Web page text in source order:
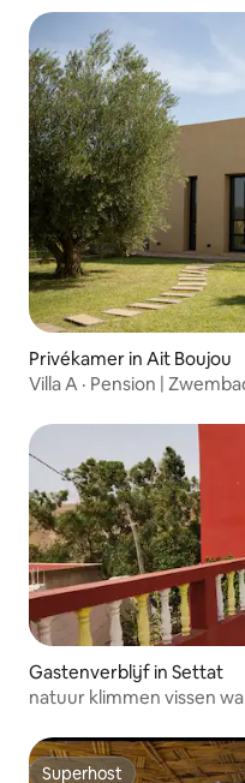
Privékamer in Ait Boujou
Villa A · Pension |
Gastenverblijf in Settat
natuur klimmen vissen
Superhost